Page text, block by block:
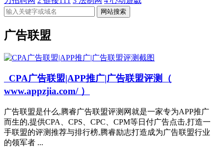
网站搜索
广告联盟
CPA广告联盟|APP推广|广告联盟评测（
www.appzjia.com/ ）
广告联盟是什么,腾睿广告联盟评测网就是一家专为APP推广
而生的,提供CPA、CPS、CPC、CPM等日付广告点击,打造一
手联盟的评测推荐与排行榜,腾睿励志打造成为广告联盟行业
的领军者 ...